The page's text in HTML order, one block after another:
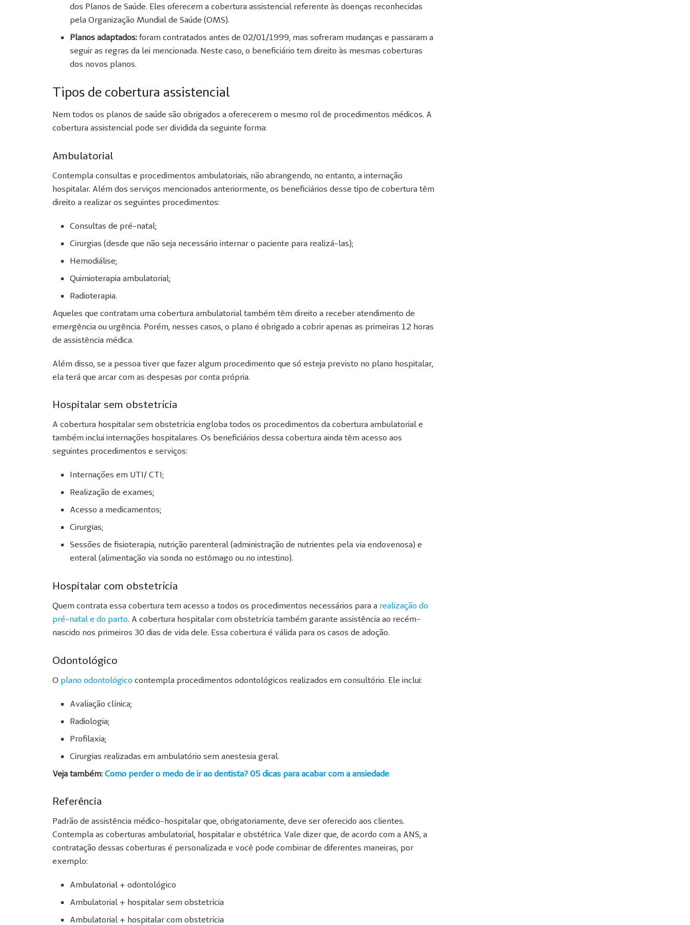
dos Planos de Saúde. Eles oferecem a cobertura assistencial referente às doenças reconhecidas
pela Organização Mundial de Saúde (OMS).
Planos adaptados: foram contratados antes de 02/01/1999, mas sofreram mudanças e passaram a
seguir as regras da lei mencionada. Neste caso, o beneficiário tem direito às mesmas coberturas
dos novos planos.
Tipos de cobertura assistencial
Nem todos os planos de saúde são obrigados a oferecerem o mesmo rol de procedimentos médicos. A
cobertura assistencial pode ser dividida da seguinte forma:
Ambulatorial
Contempla consultas e procedimentos ambulatoriais, não abrangendo, no entanto, a internação
hospitalar. Além dos serviços mencionados anteriormente, os beneficiários desse tipo de cobertura têm
direito a realizar os seguintes procedimentos:
Consultas de pré-natal;
Cirurgias (desde que não seja necessário internar o paciente para realizá-las);
Hemodiálise;
Quimioterapia ambulatorial;
Radioterapia.
Aqueles que contratam uma cobertura ambulatorial também têm direito a receber atendimento de
emergência ou urgência. Porém, nesses casos, o plano é obrigado a cobrir apenas as primeiras 12 horas
de assistência médica.
Além disso, se a pessoa tiver que fazer algum procedimento que só esteja previsto no plano hospitalar,
ela terá que arcar com as despesas por conta própria.
Hospitalar sem obstetrícia
A cobertura hospitalar sem obstetrícia engloba todos os procedimentos da cobertura ambulatorial e
também inclui internações hospitalares. Os beneficiários dessa cobertura ainda têm acesso aos
seguintes procedimentos e serviços:
Internações em UTI/ CTI;
Realização de exames;
Acesso a medicamentos;
Cirurgias;
Sessões de fisioterapia, nutrição parenteral (administração de nutrientes pela via endovenosa) e
enteral (alimentação via sonda no estômago ou no intestino).
Hospitalar com obstetrícia
Quem contrata essa cobertura tem acesso a todos os procedimentos necessários para a realização do
pré-natal e do parto. A cobertura hospitalar com obstetrícia também garante assistência ao recém-
nascido nos primeiros 30 dias de vida dele. Essa cobertura é válida para os casos de adoção.
Odontológico
O plano odontológico contempla procedimentos odontológicos realizados em consultório. Ele inclui:
Avaliação clínica;
Radiologia;
Profilaxia;
Cirurgias realizadas em ambulatório sem anestesia geral.
Veja também: Como perder o medo de ir ao dentista? 05 dicas para acabar com a ansiedade
Referência
Padrão de assistência médico-hospitalar que, obrigatoriamente, deve ser oferecido aos clientes.
Contempla as coberturas ambulatorial, hospitalar e obstétrica. Vale dizer que, de acordo com a ANS, a
contratação dessas coberturas é personalizada e você pode combinar de diferentes maneiras, por
exemplo:
Ambulatorial + odontológico
Ambulatorial + hospitalar sem obstetrícia
Ambulatorial + hospitalar com obstetrícia